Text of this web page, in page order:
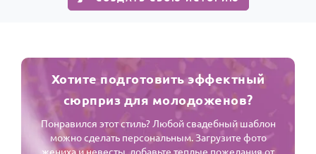
Хотите подготовить эффектный
сюрприз для молодоженов?
Понравился этот стиль? Любой свадебный шаблон
можно сделать персональным. Загрузите фото
жениха и невесты, добавьте теплые пожелания от